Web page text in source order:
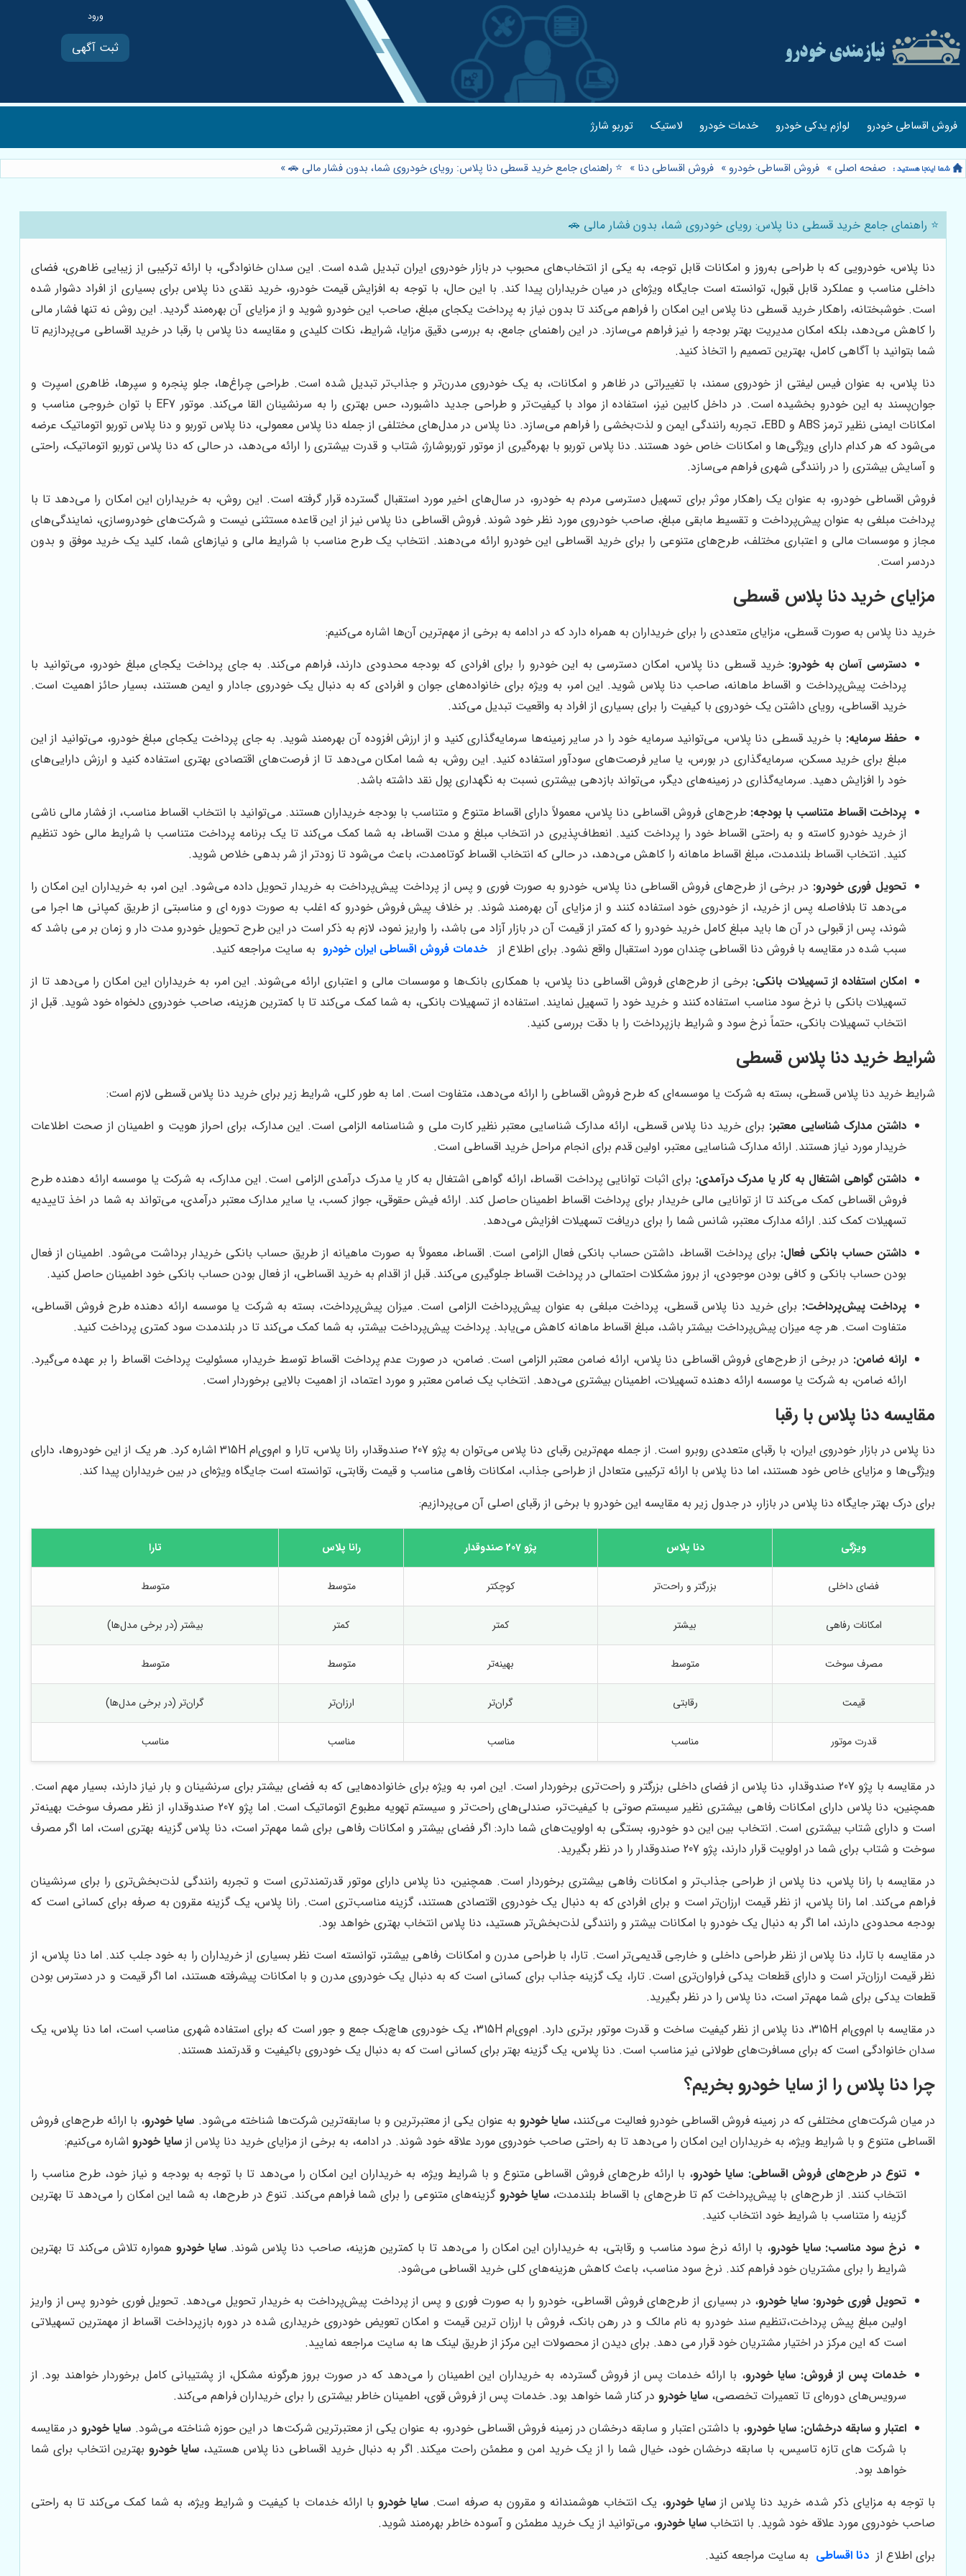
ثبت آگهی
فروش اقساطی خودرو لوازم یدکی خودرو خدمات خودرو لاستیک توربو شارژ
صفحه اصلی » فروش اقساطی خودرو » فروش اقساطی دنا » ⭐️ راهنمای جامع خرید قسطی دنا پلاس: رویای خودروی شما، بدون فشار مالی 🚗»
⭐️ راهنمای جامع خرید قسطی دنا پلاس: رویای خودروی شما، بدون فشار مالی 🚗
دنا پلاس، خودرویی که با طراحی به‌روز و امکانات قابل توجه، به یکی از انتخاب‌های محبوب در بازار خودروی ایران تبدیل شده است. این سدان خانوادگی، با ارائه ترکیبی از زیبایی ظاهری، فضای
داخلی مناسب و عملکرد قابل قبول، توانسته است جایگاه ویژه‌ای در میان خریداران پیدا کند. با این حال، با توجه به افزایش قیمت خودرو، خرید نقدی دنا پلاس برای بسیاری از افراد دشوار شده
است. خوشبختانه، راهکار خرید قسطی دنا پلاس این امکان را فراهم می‌کند تا بدون نیاز به پرداخت یکجای مبلغ، صاحب این خودرو شوید و از مزایای آن بهره‌مند گردید. این روش نه تنها فشار مالی
را کاهش می‌دهد، بلکه امکان مدیریت بهتر بودجه را نیز فراهم می‌سازد. در این راهنمای جامع، به بررسی دقیق مزایا، شرایط، نکات کلیدی و مقایسه دنا پلاس با رقبا در خرید اقساطی می‌پردازیم تا
شما بتوانید با آگاهی کامل، بهترین تصمیم را اتخاذ کنید.
دنا پلاس، به عنوان فیس لیفتی از خودروی سمند، با تغییراتی در ظاهر و امکانات، به یک خودروی مدرن‌تر و جذاب‌تر تبدیل شده است. طراحی چراغ‌ها، جلو پنجره و سپرها، ظاهری اسپرت و
جوان‌پسند به این خودرو بخشیده است. در داخل کابین نیز، استفاده از مواد با کیفیت‌تر و طراحی جدید داشبورد، حس بهتری را به سرنشینان القا می‌کند. موتور EF7 با توان خروجی مناسب و
امکانات ایمنی نظیر ترمز ABS و EBD، تجربه رانندگی ایمن و لذت‌بخشی را فراهم می‌سازد. دنا پلاس در مدل‌های مختلفی از جمله دنا پلاس معمولی، دنا پلاس توربو و دنا پلاس توربو اتوماتیک عرضه
می‌شود که هر کدام دارای ویژگی‌ها و امکانات خاص خود هستند. دنا پلاس توربو با بهره‌گیری از موتور توربوشارژ، شتاب و قدرت بیشتری را ارائه می‌دهد، در حالی که دنا پلاس توربو اتوماتیک، راحتی
و آسایش بیشتری را در رانندگی شهری فراهم می‌سازد.
فروش اقساطی خودرو، به عنوان یک راهکار موثر برای تسهیل دسترسی مردم به خودرو، در سال‌های اخیر مورد استقبال گسترده قرار گرفته است. این روش، به خریداران این امکان را می‌دهد تا با
پرداخت مبلغی به عنوان پیش‌پرداخت و تقسیط مابقی مبلغ، صاحب خودروی مورد نظر خود شوند. فروش اقساطی دنا پلاس نیز از این قاعده مستثنی نیست و شرکت‌های خودروسازی، نمایندگی‌های
مجاز و موسسات مالی و اعتباری مختلف، طرح‌های متنوعی را برای خرید اقساطی این خودرو ارائه می‌دهند. انتخاب یک طرح مناسب با شرایط مالی و نیازهای شما، کلید یک خرید موفق و بدون
دردسر است.
مزایای خرید دنا پلاس قسطی
خرید دنا پلاس به صورت قسطی، مزایای متعددی را برای خریداران به همراه دارد که در ادامه به برخی از مهم‌ترین آن‌ها اشاره می‌کنیم:
دسترسی آسان به خودرو: خرید قسطی دنا پلاس، امکان دسترسی به این خودرو را برای افرادی که بودجه محدودی دارند، فراهم می‌کند. به جای پرداخت یکجای مبلغ خودرو، می‌توانید با
پرداخت پیش‌پرداخت و اقساط ماهانه، صاحب دنا پلاس شوید. این امر، به ویژه برای خانواده‌های جوان و افرادی که به دنبال یک خودروی جادار و ایمن هستند، بسیار حائز اهمیت است.
خرید اقساطی، رویای داشتن یک خودروی با کیفیت را برای بسیاری از افراد به واقعیت تبدیل می‌کند.
حفظ سرمایه: با خرید قسطی دنا پلاس، می‌توانید سرمایه خود را در سایر زمینه‌ها سرمایه‌گذاری کنید و از ارزش افزوده آن بهره‌مند شوید. به جای پرداخت یکجای مبلغ خودرو، می‌توانید از این
مبلغ برای خرید مسکن، سرمایه‌گذاری در بورس، یا سایر فرصت‌های سودآور استفاده کنید. این روش، به شما امکان می‌دهد تا از فرصت‌های اقتصادی بهتری استفاده کنید و ارزش دارایی‌های
خود را افزایش دهید. سرمایه‌گذاری در زمینه‌های دیگر، می‌تواند بازدهی بیشتری نسبت به نگهداری پول نقد داشته باشد.
پرداخت اقساط متناسب با بودجه: طرح‌های فروش اقساطی دنا پلاس، معمولاً دارای اقساط متنوع و متناسب با بودجه خریداران هستند. می‌توانید با انتخاب اقساط مناسب، از فشار مالی ناشی
از خرید خودرو کاسته و به راحتی اقساط خود را پرداخت کنید. انعطاف‌پذیری در انتخاب مبلغ و مدت اقساط، به شما کمک می‌کند تا یک برنامه پرداخت متناسب با شرایط مالی خود تنظیم
کنید. انتخاب اقساط بلندمدت، مبلغ اقساط ماهانه را کاهش می‌دهد، در حالی که انتخاب اقساط کوتاه‌مدت، باعث می‌شود تا زودتر از شر بدهی خلاص شوید.
تحویل فوری خودرو: در برخی از طرح‌های فروش اقساطی دنا پلاس، خودرو به صورت فوری و پس از پرداخت پیش‌پرداخت به خریدار تحویل داده می‌شود. این امر، به خریداران این امکان را
می‌دهد تا بلافاصله پس از خرید، از خودروی خود استفاده کنند و از مزایای آن بهره‌مند شوند. بر خلاف پیش فروش خودرو که اغلب به صورت دوره ای و مناسبتی از طریق کمپانی ها اجرا می
شوند، پس از قبولی در آن ها باید مبلغ کامل خرید خودرو را که کمتر از قیمت آن در بازار آزاد می باشد، را واریز نمود، لازم به ذکر است در این طرح تحویل خودرو مدت دار و زمان بر می باشد که
سبب شده در مقایسه با فروش دنا اقساطی چندان مورد استقبال واقع نشود. برای اطلاع از
خدمات فروش اقساطی ایران خودرو به سایت مراجعه کنید.
امکان استفاده از تسهیلات بانکی: برخی از طرح‌های فروش اقساطی دنا پلاس، با همکاری بانک‌ها و موسسات مالی و اعتباری ارائه می‌شوند. این امر، به خریداران این امکان را می‌دهد تا از
تسهیلات بانکی با نرخ سود مناسب استفاده کنند و خرید خود را تسهیل نمایند. استفاده از تسهیلات بانکی، به شما کمک می‌کند تا با کمترین هزینه، صاحب خودروی دلخواه خود شوید. قبل از
انتخاب تسهیلات بانکی، حتماً نرخ سود و شرایط بازپرداخت را با دقت بررسی کنید.
شرایط خرید دنا پلاس قسطی
شرایط خرید دنا پلاس قسطی، بسته به شرکت یا موسسه‌ای که طرح فروش اقساطی را ارائه می‌دهد، متفاوت است. اما به طور کلی، شرایط زیر برای خرید دنا پلاس قسطی لازم است:
داشتن مدارک شناسایی معتبر: برای خرید دنا پلاس قسطی، ارائه مدارک شناسایی معتبر نظیر کارت ملی و شناسنامه الزامی است. این مدارک، برای احراز هویت و اطمینان از صحت اطلاعات
خریدار مورد نیاز هستند. ارائه مدارک شناسایی معتبر، اولین قدم برای انجام مراحل خرید اقساطی است.
داشتن گواهی اشتغال به کار یا مدرک درآمدی: برای اثبات توانایی پرداخت اقساط، ارائه گواهی اشتغال به کار یا مدرک درآمدی الزامی است. این مدارک، به شرکت یا موسسه ارائه دهنده طرح
فروش اقساطی کمک می‌کند تا از توانایی مالی خریدار برای پرداخت اقساط اطمینان حاصل کند. ارائه فیش حقوقی، جواز کسب، یا سایر مدارک معتبر درآمدی، می‌تواند به شما در اخذ تاییدیه
تسهیلات کمک کند. ارائه مدارک معتبر، شانس شما را برای دریافت تسهیلات افزایش می‌دهد.
داشتن حساب بانکی فعال: برای پرداخت اقساط، داشتن حساب بانکی فعال الزامی است. اقساط، معمولاً به صورت ماهیانه از طریق حساب بانکی خریدار برداشت می‌شود. اطمینان از فعال
بودن حساب بانکی و کافی بودن موجودی، از بروز مشکلات احتمالی در پرداخت اقساط جلوگیری می‌کند. قبل از اقدام به خرید اقساطی، از فعال بودن حساب بانکی خود اطمینان حاصل کنید.
پرداخت پیش‌پرداخت: برای خرید دنا پلاس قسطی، پرداخت مبلغی به عنوان پیش‌پرداخت الزامی است. میزان پیش‌پرداخت، بسته به شرکت یا موسسه ارائه دهنده طرح فروش اقساطی،
متفاوت است. هر چه میزان پیش‌پرداخت بیشتر باشد، مبلغ اقساط ماهانه کاهش می‌یابد. پرداخت پیش‌پرداخت بیشتر، به شما کمک می‌کند تا در بلندمدت سود کمتری پرداخت کنید.
ارائه ضامن: در برخی از طرح‌های فروش اقساطی دنا پلاس، ارائه ضامن معتبر الزامی است. ضامن، در صورت عدم پرداخت اقساط توسط خریدار، مسئولیت پرداخت اقساط را بر عهده می‌گیرد.
ارائه ضامن، به شرکت یا موسسه ارائه دهنده تسهیلات، اطمینان بیشتری می‌دهد. انتخاب یک ضامن معتبر و مورد اعتماد، از اهمیت بالایی برخوردار است.
مقایسه دنا پلاس با رقبا
دنا پلاس در بازار خودروی ایران، با رقبای متعددی روبرو است. از جمله مهم‌ترین رقبای دنا پلاس می‌توان به پژو 207 صندوقدار، رانا پلاس، تارا و ام‌وی‌ام 315H اشاره کرد. هر یک از این خودروها، دارای
ویژگی‌ها و مزایای خاص خود هستند، اما دنا پلاس با ارائه ترکیبی متعادل از طراحی جذاب، امکانات رفاهی مناسب و قیمت رقابتی، توانسته است جایگاه ویژه‌ای در بین خریداران پیدا کند.
برای درک بهتر جایگاه دنا پلاس در بازار، در جدول زیر به مقایسه این خودرو با برخی از رقبای اصلی آن می‌پردازیم:
ویژگی دنا پلاس پژو 207 صندوقدار رانا پلاس تارا
فضای داخلی بزرگتر و راحت‌تر کوچکتر متوسط متوسط
امکانات رفاهی بیشتر کمتر کمتر بیشتر (در برخی مدل‌ها)
مصرف سوخت متوسط بهینه‌تر متوسط متوسط
قیمت رقابتی گران‌تر ارزان‌تر گران‌تر (در برخی مدل‌ها)
قدرت موتور مناسب مناسب مناسب مناسب
در مقایسه با پژو 207 صندوقدار، دنا پلاس از فضای داخلی بزرگتر و راحت‌تری برخوردار است. این امر، به ویژه برای خانواده‌هایی که به فضای بیشتر برای سرنشینان و بار نیاز دارند، بسیار مهم است.
همچنین، دنا پلاس دارای امکانات رفاهی بیشتری نظیر سیستم صوتی با کیفیت‌تر، صندلی‌های راحت‌تر و سیستم تهویه مطبوع اتوماتیک است. اما پژو 207 صندوقدار، از نظر مصرف سوخت بهینه‌تر
است و دارای شتاب بیشتری است. انتخاب بین این دو خودرو، بستگی به اولویت‌های شما دارد: اگر فضای بیشتر و امکانات رفاهی برای شما مهم‌تر است، دنا پلاس گزینه بهتری است، اما اگر مصرف
سوخت و شتاب برای شما در اولویت قرار دارند، پژو 207 صندوقدار را در نظر بگیرید.
در مقایسه با رانا پلاس، دنا پلاس از طراحی جذاب‌تر و امکانات رفاهی بیشتری برخوردار است. همچنین، دنا پلاس دارای موتور قدرتمندتری است و تجربه رانندگی لذت‌بخش‌تری را برای سرنشینان
فراهم می‌کند. اما رانا پلاس، از نظر قیمت ارزان‌تر است و برای افرادی که به دنبال یک خودروی اقتصادی هستند، گزینه مناسب‌تری است. رانا پلاس، یک گزینه مقرون به صرفه برای کسانی است که
بودجه محدودی دارند، اما اگر به دنبال یک خودرو با امکانات بیشتر و رانندگی لذت‌بخش‌تر هستید، دنا پلاس انتخاب بهتری خواهد بود.
در مقایسه با تارا، دنا پلاس از نظر طراحی داخلی و خارجی قدیمی‌تر است. تارا، با طراحی مدرن و امکانات رفاهی بیشتر، توانسته است نظر بسیاری از خریداران را به خود جلب کند. اما دنا پلاس، از
نظر قیمت ارزان‌تر است و دارای قطعات یدکی فراوان‌تری است. تارا، یک گزینه جذاب برای کسانی است که به دنبال یک خودروی مدرن و با امکانات پیشرفته هستند، اما اگر قیمت و در دسترس بودن
قطعات یدکی برای شما مهم‌تر است، دنا پلاس را در نظر بگیرید.
در مقایسه با ام‌وی‌ام 315H، دنا پلاس از نظر کیفیت ساخت و قدرت موتور برتری دارد. ام‌وی‌ام 315H، یک خودروی هاچ‌بک جمع و جور است که برای استفاده شهری مناسب است، اما دنا پلاس، یک
سدان خانوادگی است که برای مسافرت‌های طولانی نیز مناسب است. دنا پلاس، یک گزینه بهتر برای کسانی است که به دنبال یک خودروی باکیفیت و قدرتمند هستند.
چرا دنا پلاس را ازسایا خودرو بخریم؟
در میان شرکت‌های مختلفی که در زمینه فروش اقساطی خودرو فعالیت می‌کنند،سایا خودرو به عنوان یکی از معتبرترین و با سابقه‌ترین شرکت‌ها شناخته می‌شود. سایا خودرو، با ارائه طرح‌های فروش
اقساطی متنوع و با شرایط ویژه، به خریداران این امکان را می‌دهد تا به راحتی صاحب خودروی مورد علاقه خود شوند. در ادامه، به برخی از مزایای خرید دنا پلاس از سایا خودرواشاره می‌کنیم:
تنوع در طرح‌های فروش اقساطی: سایا خودرو، با ارائه طرح‌های فروش اقساطی متنوع و با شرایط ویژه، به خریداران این امکان را می‌دهد تا با توجه به بودجه و نیاز خود، طرح مناسب را
انتخاب کنند. از طرح‌های با پیش‌پرداخت کم تا طرح‌های با اقساط بلندمدت، سایا خودرو گزینه‌های متنوعی را برای شما فراهم می‌کند. تنوع در طرح‌ها، به شما این امکان را می‌دهد تا بهترین
گزینه را متناسب با شرایط خود انتخاب کنید.
نرخ سود مناسب: سایا خودرو، با ارائه نرخ سود مناسب و رقابتی، به خریداران این امکان را می‌دهد تا با کمترین هزینه، صاحب دنا پلاس شوند. سایا خودروهمواره تلاش می‌کند تا بهترین
شرایط را برای مشتریان خود فراهم کند. نرخ سود مناسب، باعث کاهش هزینه‌های کلی خرید اقساطی می‌شود.
تحویل فوری خودرو: سایا خودرو، در بسیاری از طرح‌های فروش اقساطی، خودرو را به صورت فوری و پس از پرداخت پیش‌پرداخت به خریدار تحویل می‌دهد. تحویل فوری خودرو پس از واریز
اولین مبلغ پیش پرداخت،تنظیم سند خودرو به نام مالک و در رهن بانک، فروش با ارزان ترین قیمت و امکان تعویض خودروی خریداری شده در دوره بازپرداخت اقساط از مهمترین تسهیلاتی
است که این مرکز در اختیار مشتریان خود قرار می دهد. برای دیدن از محصولات این مرکز از طریق لینک ها به سایت مراجعه نمایید.
خدمات پس از فروش: سایا خودرو، با ارائه خدمات پس از فروش گسترده، به خریداران این اطمینان را می‌دهد که در صورت بروز هرگونه مشکل، از پشتیبانی کامل برخوردار خواهند بود. از
سرویس‌های دوره‌ای تا تعمیرات تخصصی، سایا خودرودر کنار شما خواهد بود. خدمات پس از فروش قوی، اطمینان خاطر بیشتری را برای خریداران فراهم می‌کند.
اعتبار و سابقه درخشان: سایا خودرو، با داشتن اعتبار و سابقه درخشان در زمینه فروش اقساطی خودرو، به عنوان یکی از معتبرترین شرکت‌ها در این حوزه شناخته می‌شود. سایا خودرودر مقایسه
با شرکت های تازه تاسیس، با سابقه درخشان خود، خیال شما را از یک خرید امن و مطمئن راحت میکند. اگر به دنبال خرید اقساطی دنا پلاس هستید، سایا خودروبهترین انتخاب برای شما
خواهد بود.
با توجه به مزایای ذکر شده، خرید دنا پلاس ازسایا خودرو، یک انتخاب هوشمندانه و مقرون به صرفه است. سایا خودروبا ارائه خدمات با کیفیت و شرایط ویژه، به شما کمک می‌کند تا به راحتی
صاحب خودروی مورد علاقه خود شوید. با انتخاب سایا خودرو، می‌توانید از یک خرید مطمئن و آسوده خاطر بهره‌مند شوید.
برای اطلاع از دنا اقساطی به سایت مراجعه کنید.